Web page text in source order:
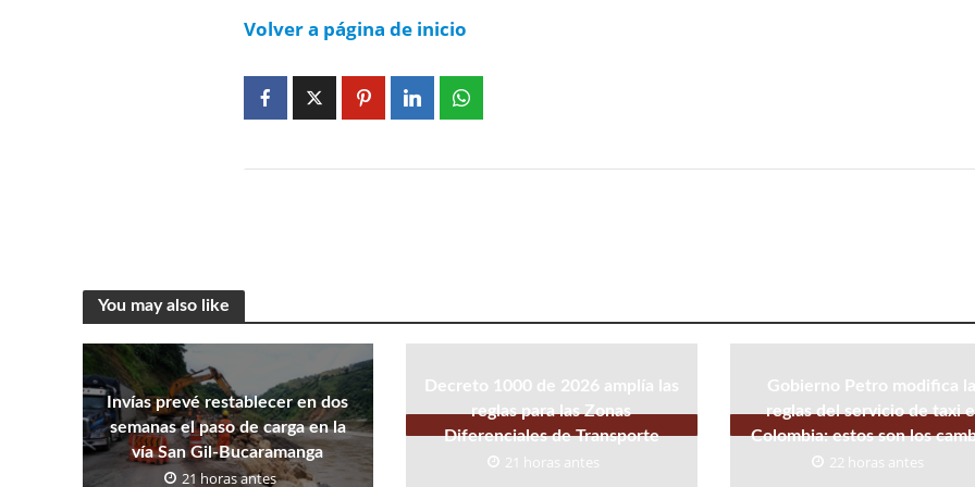
Volver a página de inicio
You may also like
Invías prevé restablecer en dos
semanas el paso de carga en la
vía San Gil-Bucaramanga
21 horas antes
Decreto 1000 de 2026 amplía las
reglas para las Zonas
Diferenciales de Transporte
21 horas antes
Gobierno Petro modifica
reglas del servicio de taxi
Colombia: estos son los
22 horas antes